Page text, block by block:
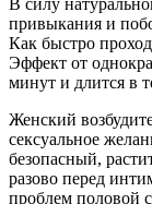
привыкания и
Как быстро
Эффект от
минут и длится в
Женский
сексуальное
безопасный,
разово перед
проблем половой